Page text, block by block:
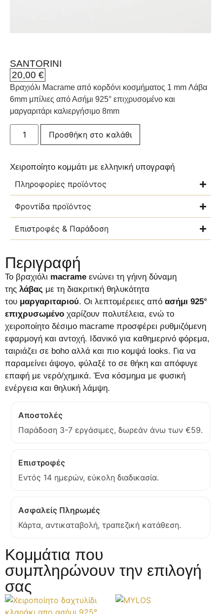
SANTORINI
20,00 €
Βραχιόλι Macrame από κορδόνι κοσμήματος 1 mm Λάβα
6mm μπίλιες από Ασήμι 925° επιχρυσομένο και
μαργαριτάρι καλιεργήσιμο 8mm
Προσθήκη στο καλάθι
Χειροποίητο κομμάτι με ελληνική υπογραφή
Πληροφορίες προϊόντος
Φροντίδα προϊόντος
Επιστροφές & Παράδοση
Περιγραφή
Το βραχιόλι macrame ενώνει τη γήινη δύναμη
της λάβας με τη διακριτική θηλυκότητα
του μαργαριταριού. Οι λεπτομέρειες από ασήμι 925°
επιχρυσωμένο χαρίζουν πολυτέλεια, ενώ το
χειροποίητο δέσιμο macrame προσφέρει ρυθμιζόμενη
εφαρμογή και αντοχή. Ιδανικό για καθημερινό φόρεμα,
ταιριάζει σε boho αλλά και πιο κομψά looks. Για να
παραμείνει άψογο, φύλαξέ το σε θήκη και απόφυγε
επαφή με νερό/χημικά. Ένα κόσμημα με φυσική
ενέργεια και θηλυκή λάμψη.
Αποστολές
Παράδοση 3-7 εργάσιμες, δωρεάν άνω των €59.
Επιστροφές
Εντός 14 ημερών, εύκολη διαδικασία.
Ασφαλείς Πληρωμές
Κάρτα, αντικαταβολή, τραπεζική κατάθεση.
Κομμάτια που
συμπληρώνουν την επιλογή
σας